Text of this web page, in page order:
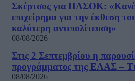
Σκέρτσος για ΠΑΣΟΚ:
επιχείρημα για την έκθεση
καλύτερη αντιπολίτευση»
08/08/2026
Στις 2 Σεπτεμβρίου η
προγράμματος της ΕΛΑΣ – Τι
08/08/2026